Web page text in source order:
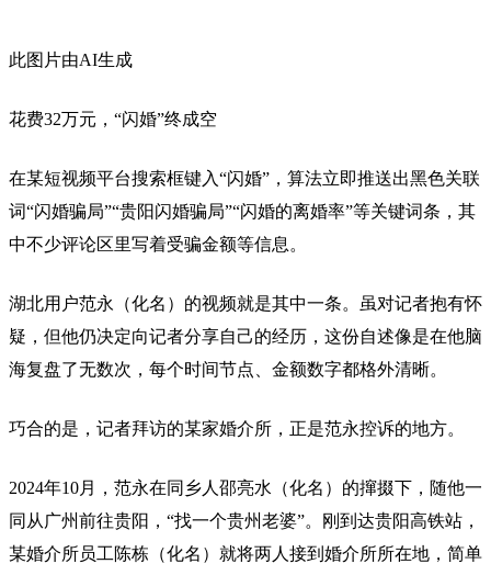
此图片由AI生成
花费32万元，“闪婚”终成空
在某短视频平台搜索框键入“闪婚”，算法立即推送出黑色关联
词“闪婚骗局”“贵阳闪婚骗局”“闪婚的离婚率”等关键词条，其
中不少评论区里写着受骗金额等信息。
湖北用户范永（化名）的视频就是其中一条。虽对记者抱有怀
疑，但他仍决定向记者分享自己的经历，这份自述像是在他脑
海复盘了无数次，每个时间节点、金额数字都格外清晰。
巧合的是，记者拜访的某家婚介所，正是范永控诉的地方。
2024年10月，范永在同乡人邵亮水（化名）的撺掇下，随他一
同从广州前往贵阳，“找一个贵州老婆”。刚到达贵阳高铁站，
某婚介所员工陈栋（化名）就将两人接到婚介所所在地，简单